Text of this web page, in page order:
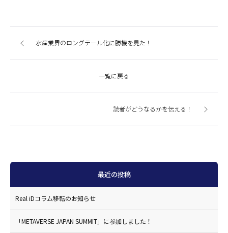
水産業界のロングテール化に勝機を見た！
一覧に戻る
読者がどうなるかを伝える！
最近の投稿
Real iDコラム移転のお知らせ
「METAVERSE JAPAN SUMMIT」に参加しました！